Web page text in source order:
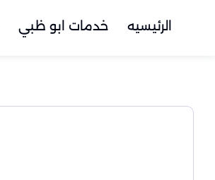
الرئيسيه خدمات ابو ظبي